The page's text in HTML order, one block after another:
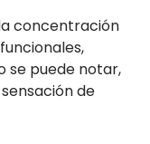
concentración
se puede notar,
de